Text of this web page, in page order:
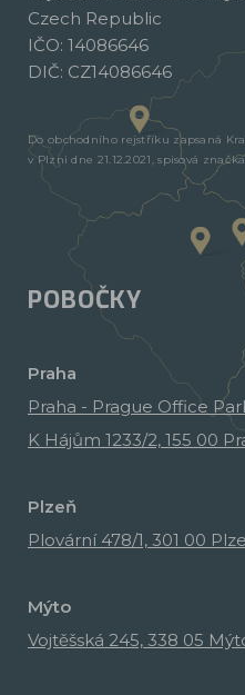
Czech Republic
IČO: 14086646
DIČ: CZ14086646
Do obchodního rejstříku zapsaná
v Plzni dne 21.12.2021, spisová
POBOČKY
Praha
Praha - Prague Office
K Hájům 1233/2, 155 00
Plzeň
Plovární 478/1, 301 00
Mýto
Vojtěšská 245, 338 05